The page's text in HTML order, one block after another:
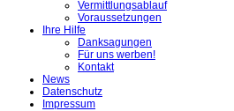
Vermittlungsablauf
Voraussetzungen
Ihre Hilfe
Danksagungen
Für uns werben!
Kontakt
News
Datenschutz
Impressum